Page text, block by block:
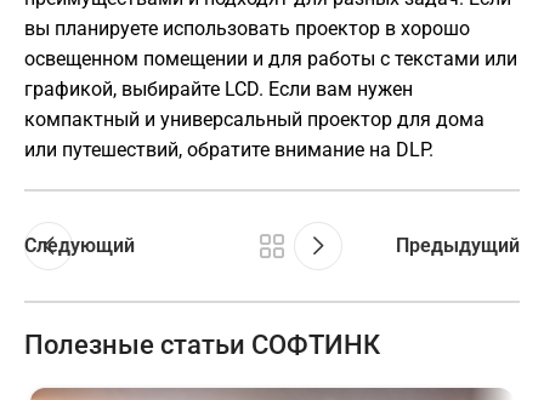
вы планируете использовать проектор в хорошо
освещенном помещении и для работы с текстами или
графикой, выбирайте LCD. Если вам нужен
компактный и универсальный проектор для дома
или путешествий, обратите внимание на DLP.
Следующий Предыдущий
Полезные статьи СОФТИНК